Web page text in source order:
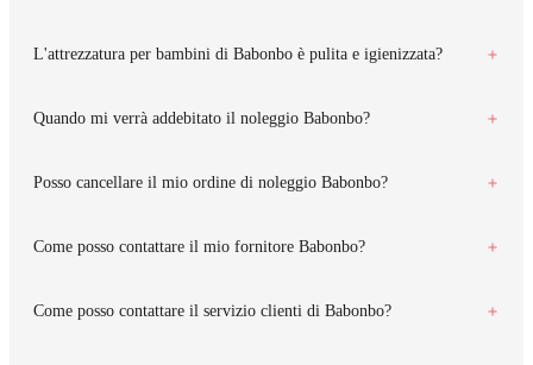
L'attrezzatura per bambini di Babonbo è pulita e igienizzata?
Quando mi verrà addebitato il noleggio Babonbo?
Posso cancellare il mio ordine di noleggio Babonbo?
Come posso contattare il mio fornitore Babonbo?
Come posso contattare il servizio clienti di Babonbo?